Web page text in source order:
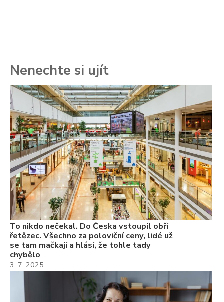
Nenechte si ujít
To nikdo nečekal. Do Česka vstoupil obří
řetězec. Všechno za poloviční ceny, lidé už
se tam mačkají a hlásí, že tohle tady
chybělo
3. 7. 2025